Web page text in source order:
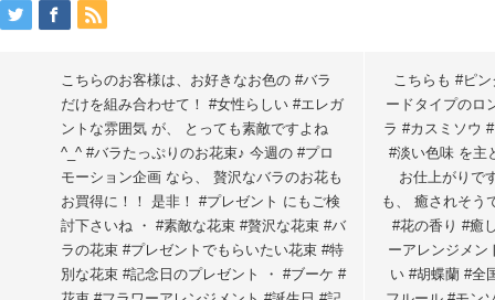
こちらのお客様は、お好きなお色の #バラ
だけを組み合わせて！ #女性らしい #エレガ
ントな雰囲気 が、 とっても素敵ですよね
^_^ #バラたっぷりのお花束♪ 今週の #プロ
モーション企画 なら、 贅沢なバラのお花も
お買得に！！ 是非！ #プレゼント にもご検
討下さいね ・ #素敵な花束 #贅沢な花束 #バ
ラの花束 #プレゼントでもらいたい花束 #特
別な花束 #記念日のプレゼント ・ #ブーケ #
こちらも #ピ
ードタイプのロ
ラ #カスミソウ
#淡い色味 を主
お仕上がりで
も、 癒されそう
#花の香り #癒
ーアレンジメン
い #胡蝶蘭 #全